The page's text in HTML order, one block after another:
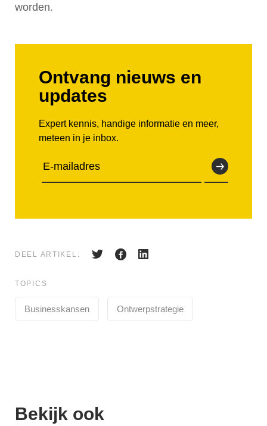
worden.
Ontvang nieuws en
updates
Expert kennis, handige informatie en meer,
meteen in je inbox.
DEEL ARTIKEL:
TOPICS
Businesskansen Ontwerpstrategie
Bekijk ook